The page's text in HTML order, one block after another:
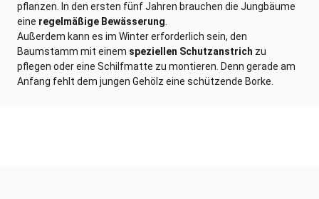
pflanzen. In den ersten fünf Jahren brauchen die Jungbäume
eine regelmäßige Bewässerung
Außerdem kann es im Winter erforderlich sein, den
Baumstamm mit einem speziellen Schutzanstrich zu
pflegen oder eine Schilfmatte zu montieren. Denn gerade am
Anfang fehlt dem jungen Gehölz eine schützende Borke.